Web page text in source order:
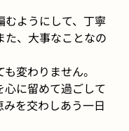
ようにして、丁寧
た、大事なことなの
変わりません。
に留めて過ごして
を交わしあう一日